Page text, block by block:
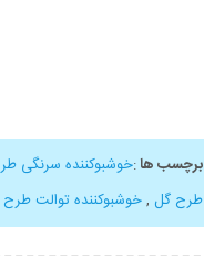
برچسب ها:خوشبوکننده سرنگی
طرح گل ,خوشبوکننده توالت